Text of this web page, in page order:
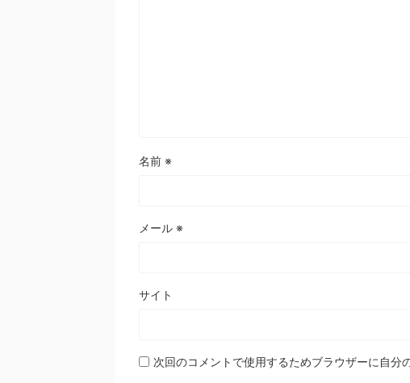
名前 ※
メール ※
サイト
次回のコメントで使用するためブラウザーに自分